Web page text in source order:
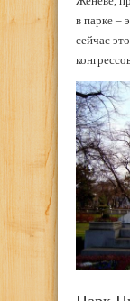
в парке –
сейчас